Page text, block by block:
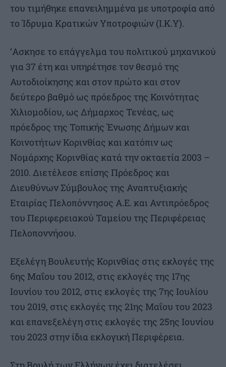
του τιμήθηκε επανειλημμένα με υποτροφία από
το Ίδρυμα Κρατικών Υποτροφιών (Ι.Κ.Υ).
‘Ασκησε το επάγγελμα του πολιτικού μηχανικού
για 37 έτη και υπηρέτησε τον θεσμό της
Αυτοδιοίκησης και στον πρώτο και στον
δεύτερο βαθμό ως πρόεδρος της Κοινότητας
Χιλιομοδίου, ως Δήμαρχος Τενέας, ως
πρόεδρος της Τοπικής Ένωσης Δήμων και
Κοινοτήτων Κορινθίας και κατόπιν ως
Νομάρχης Κορινθίας κατά την οκταετία 2003 –
2010. Διετέλεσε επίσης Πρόεδρος και
Διευθύνων Σύμβουλος της Αναπτυξιακής
Εταιρίας Πελοπόννησος Α.Ε. και Αντιπρόεδρος
του Περιφερειακού Ταμείου της Περιφέρειας
Πελοποννήσου.
Εξελέγη Βουλευτής Κορινθίας στις εκλογές της
6ης Μαΐου του 2012, στις εκλογές της 17ης
Ιουνίου του 2012, στις εκλογές της 7ης Ιουλίου
του 2019, στις εκλογές της 21ης Μαΐου του 2023
και επανεξελέγη στις εκλογές της 25ης Ιουνίου
του 2023 στην ίδια εκλογική Περιφέρεια.